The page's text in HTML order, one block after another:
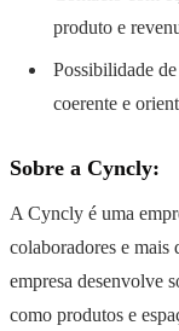
produto e
Possibilidade
coerente e
Sobre a Cyncly:
A Cyncly é uma
colaboradores e mais
empresa desenvolve
como produtos e